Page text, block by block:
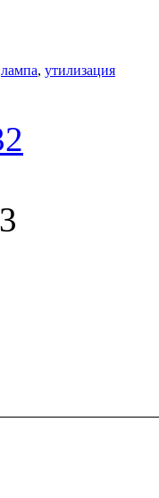
лампа, утилизация